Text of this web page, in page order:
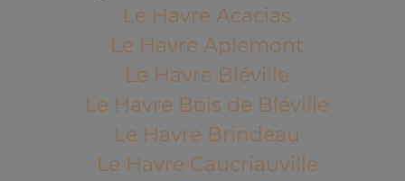
Le Havre Acacias
Le Havre Aplemont
Le Havre Bléville
Le Havre Bois de Bléville
Le Havre Brindeau
Le Havre Caucriauville